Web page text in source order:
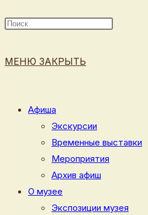
ВЕБ-
МЕНЮ ЗАКРЫТЬ
Афиша
Экскурсии
Временные выставки
Мероприятия
Архив афиш
О музее
Экспозиции музея